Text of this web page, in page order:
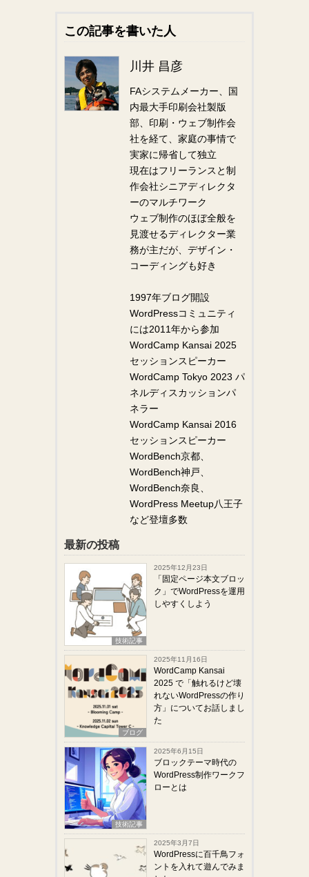
この記事を書いた人
川井 昌彦
FAシステムメーカー、国
内最大手印刷会社製版
部、印刷・ウェブ制作会
社を経て、家庭の事情で
実家に帰省して独立
現在はフリーランスと制
作会社シニアディレクタ
ーのマルチワーク
ウェブ制作のほぼ全般を
見渡せるディレクター業
務が主だが、デザイン・
コーディングも好き
1997年ブログ開設
WordPressコミュニティ
には2011年から参加
WordCamp Kansai 2025
セッションスピーカー
WordCamp Tokyo 2023 パ
ネルディスカッションパ
ネラー
WordCamp Kansai 2016
セッションスピーカー
WordBench京都、
WordBench神戸、
WordBench奈良、
WordPress Meetup八王子
など登壇多数
最新の投稿
技術記事
2025年12月23日
「固定ページ本文ブロッ
ク」でWordPressを運用
しやすくしよう
ブログ
2025年11月16日
WordCamp Kansai
2025 で「触れるけど壊
れないWordPressの作り
方」についてお話しまし
た
技術記事
2025年6月15日
ブロックテーマ時代の
WordPress制作ワークフ
ローとは
2025年3月7日
WordPressに百千鳥フォ
ントを入れて遊んでみま